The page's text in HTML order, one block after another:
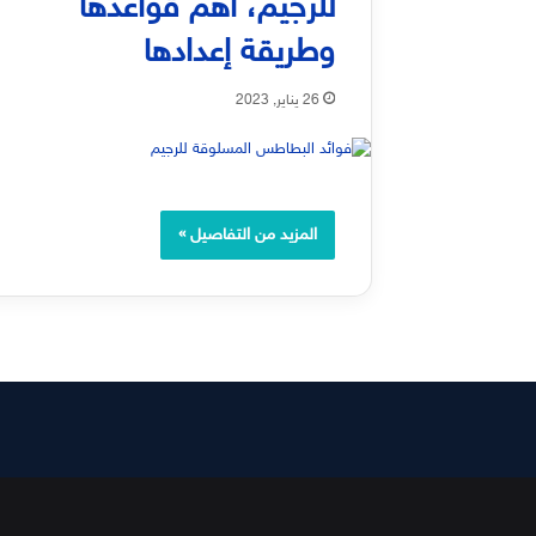
للرجيم، أهم قواعدها
وطريقة إعدادها
26 يناير, 2023
المزيد من التفاصيل »